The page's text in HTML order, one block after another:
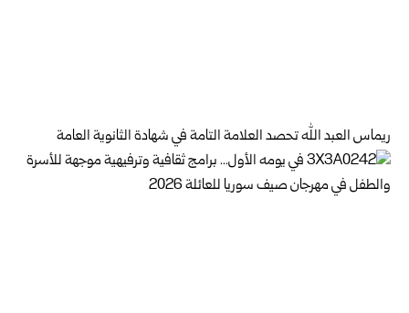
ريماس العبد الله تحصد العلامة التامة في شهادة الثانوية العامة